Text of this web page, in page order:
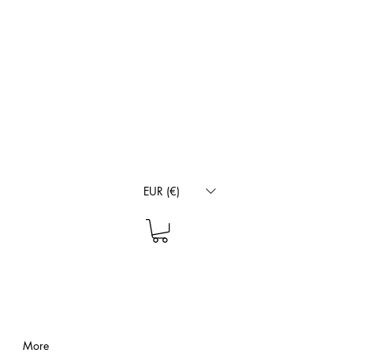
EUR (€)
More